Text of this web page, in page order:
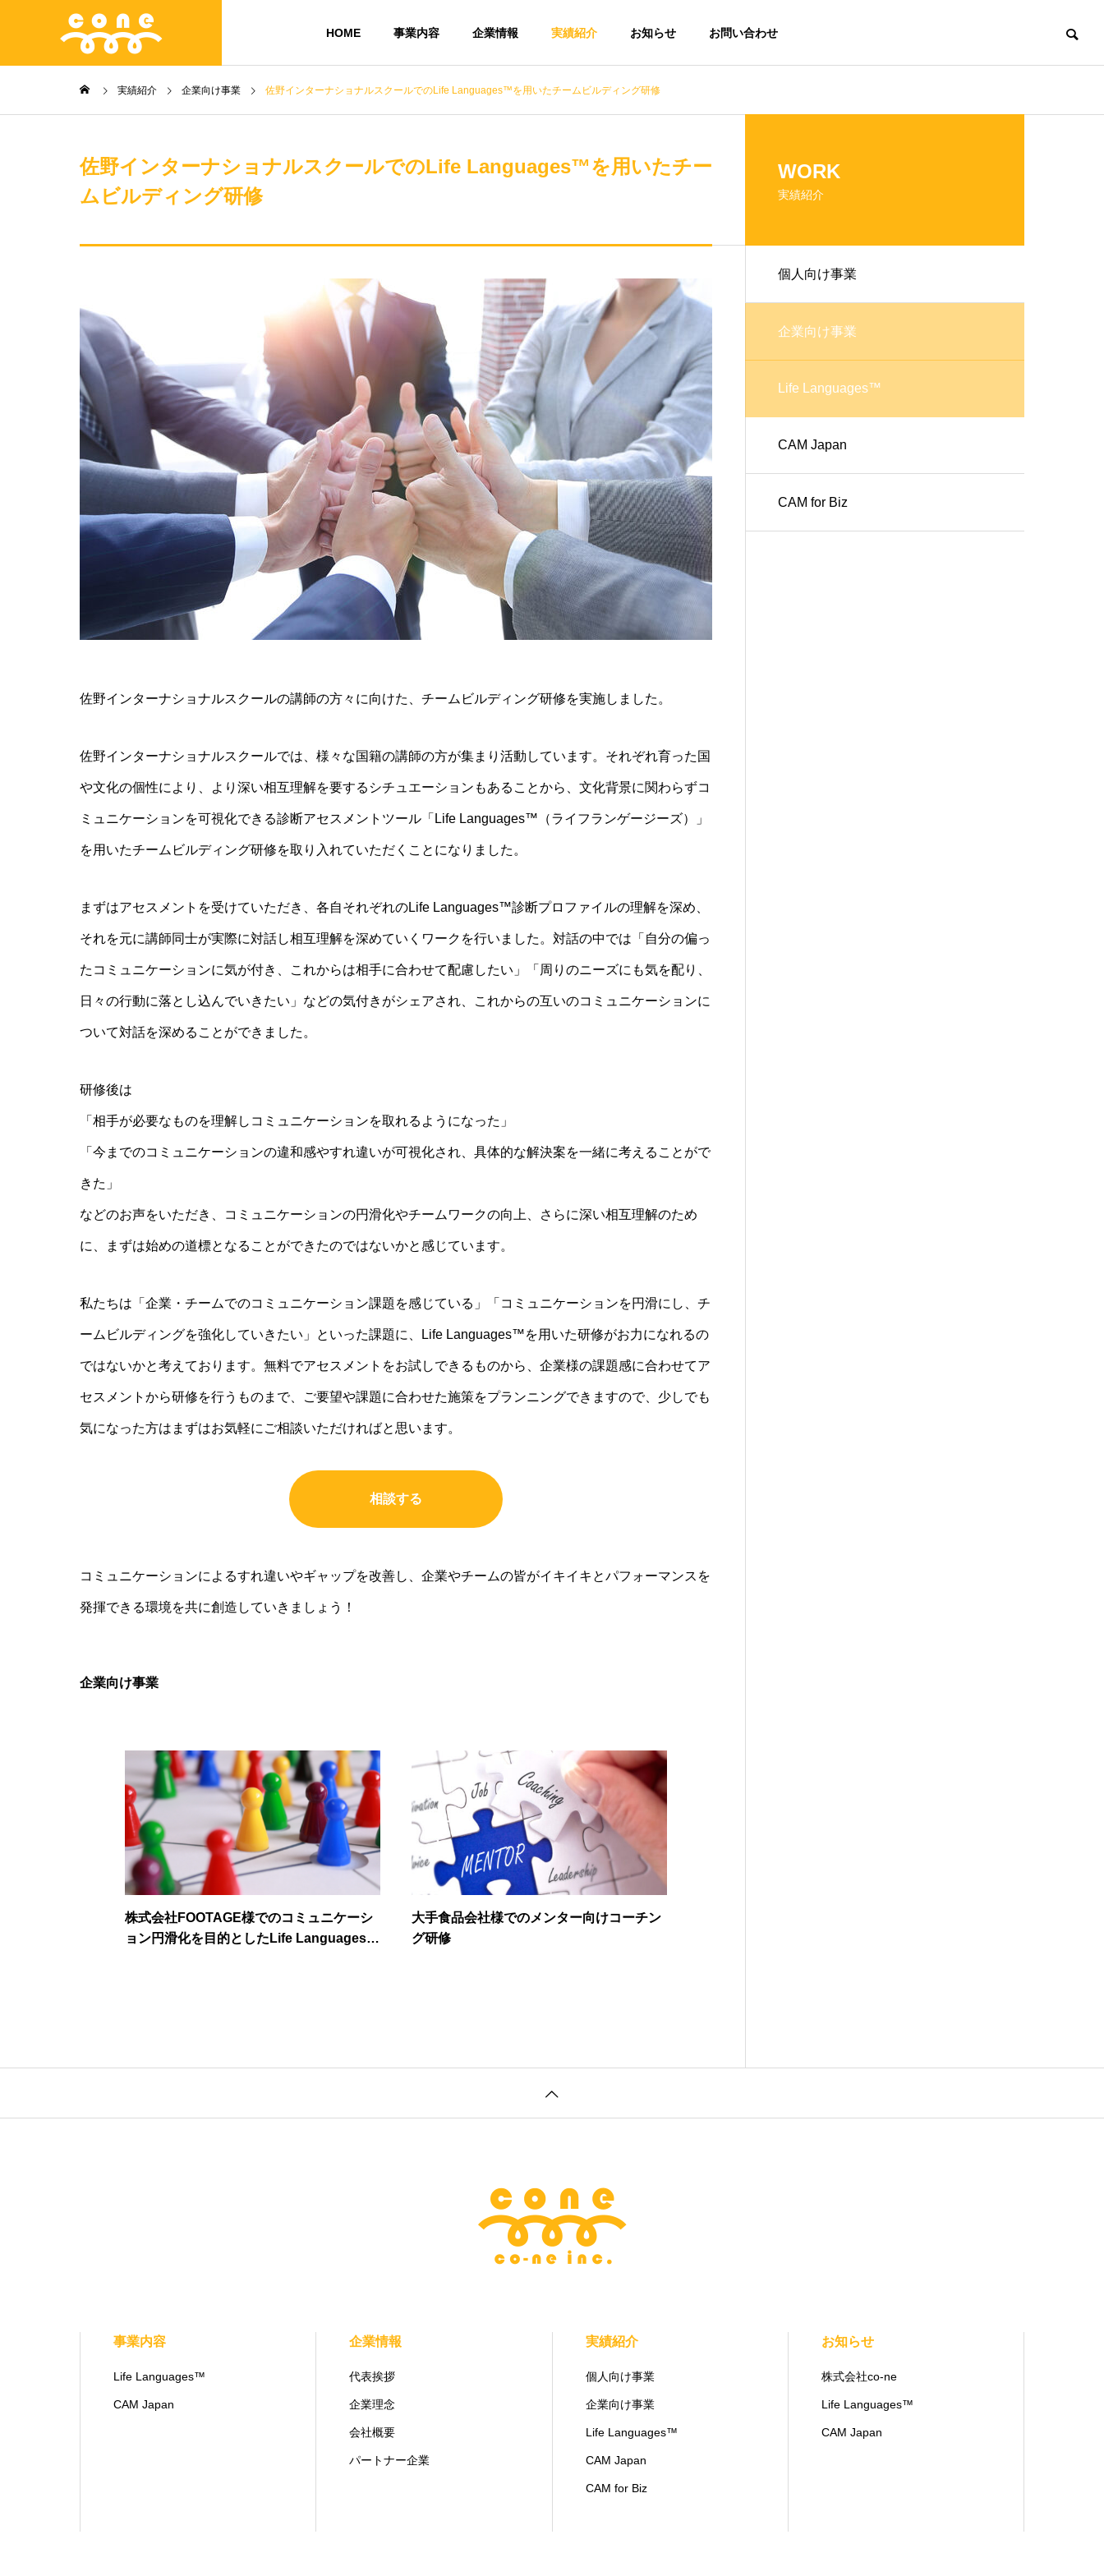
HOME 事業内容 企業情報 実績紹介 お知らせ お問い合わせ
実績紹介 企業向け事業 佐野インターナショナルスクールでのLife Languages™を用いたチームビルディング研修
佐野インターナショナルスクールでのLife Languages™を用いたチー
ムビルディング研修
佐野インターナショナルスクールの講師の方々に向けた、チームビルディング研修を実施しました。
佐野インターナショナルスクールでは、様々な国籍の講師の方が集まり活動しています。それぞれ育った国
や文化の個性により、より深い相互理解を要するシチュエーションもあることから、文化背景に関わらずコ
ミュニケーションを可視化できる診断アセスメントツール「Life Languages™（ライフランゲージーズ）」
を用いたチームビルディング研修を取り入れていただくことになりました。
まずはアセスメントを受けていただき、各自それぞれのLife Languages™診断プロファイルの理解を深め、
それを元に講師同士が実際に対話し相互理解を深めていくワークを行いました。対話の中では「自分の偏っ
たコミュニケーションに気が付き、これからは相手に合わせて配慮したい」「周りのニーズにも気を配り、
日々の行動に落とし込んでいきたい」などの気付きがシェアされ、これからの互いのコミュニケーションに
ついて対話を深めることができました。
研修後は
「相手が必要なものを理解しコミュニケーションを取れるようになった」
「今までのコミュニケーションの違和感やすれ違いが可視化され、具体的な解決案を一緒に考えることがで
きた」
などのお声をいただき、コミュニケーションの円滑化やチームワークの向上、さらに深い相互理解のため
に、まずは始めの道標となることができたのではないかと感じています。
私たちは「企業・チームでのコミュニケーション課題を感じている」「コミュニケーションを円滑にし、チ
ームビルディングを強化していきたい」といった課題に、Life Languages™を用いた研修がお力になれるの
ではないかと考えております。無料でアセスメントをお試しできるものから、企業様の課題感に合わせてア
セスメントから研修を行うものまで、ご要望や課題に合わせた施策をプランニングできますので、少しでも
気になった方はまずはお気軽にご相談いただければと思います。
相談する
コミュニケーションによるすれ違いやギャップを改善し、企業やチームの皆がイキイキとパフォーマンスを
発揮できる環境を共に創造していきましょう！
企業向け事業
株式会社FOOTAGE様でのコミュニケーシ
ョン円滑化を目的としたLife Languages™
大手食品会社様でのメンター向けコーチン
グ研修
WORK
実績紹介
個人向け事業
企業向け事業
Life Languages™
CAM Japan
CAM for Biz
事業内容
Life Languages™
CAM Japan
企業情報
代表挨拶
企業理念
会社概要
パートナー企業
実績紹介
個人向け事業
企業向け事業
Life Languages™
CAM Japan
CAM for Biz
お知らせ
株式会社co-ne
Life Languages™
CAM Japan